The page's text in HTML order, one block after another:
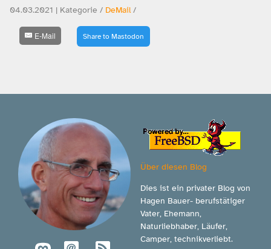
04.03.2021 | Kategorie / DeMail/
E-Mail Share to Mastodon
Über diesen Blog
Dies ist ein privater Blog von
Hagen Bauer- berufstätiger
Vater, Ehemann,
Naturliebhaber, Läufer,
Camper, technikverliebt.